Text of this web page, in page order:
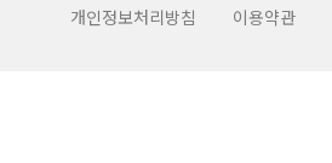
개인정보처리방침
이용약관